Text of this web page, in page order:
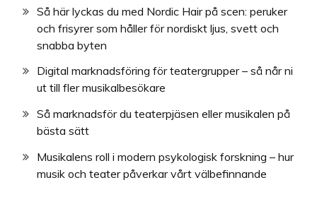
Så här lyckas du med Nordic Hair på scen: peruker
och frisyrer som håller för nordiskt ljus, svett och
snabba byten
Digital marknadsföring för teatergrupper – så når ni
ut till fler musikalbesökare
Så marknadsför du teaterpjäsen eller musikalen på
bästa sätt
Musikalens roll i modern psykologisk forskning – hur
musik och teater påverkar vårt välbefinnande